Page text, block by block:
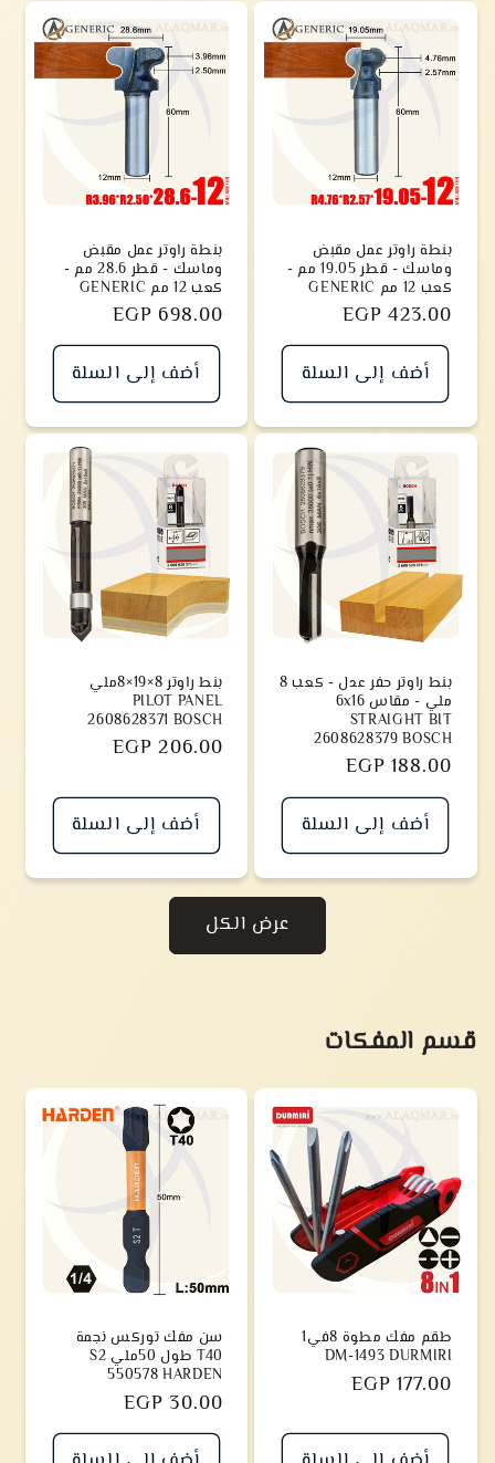
بنطة راوتر عمل مقبض
وماسك - قطر 19.05 مم -
كعب 12 مم GENERIC
سعر
EGP 423.00
أضف إلى السلة
بنطة راوتر عمل مقبض
وماسك - قطر 28.6 مم -
كعب 12 مم GENERIC
سعر
EGP 698.00
أضف إلى السلة
بنط راوتر حفر عدل - كعب 8
ملي - مقاس 6x16
STRAIGHT BIT
2608628379 BOSCH
سعر
EGP 188.00
أضف إلى السلة
بنط راوتر 8×19×8ملي
PILOT PANEL
2608628371 BOSCH
سعر
EGP 206.00
أضف إلى السلة
عرض الكل
قسم المفكات
طقم مفك مطوة 8في1
DM-1493 DURMIRI
سعر
EGP 177.00
سن مفك توركس نجمة
T40 طول 50ملي S2
550578 HARDEN
سعر
EGP 30.00